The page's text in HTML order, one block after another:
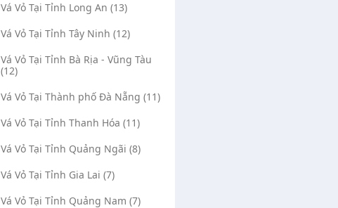
Vá Vỏ Tại Tỉnh Long An (13)
Vá Vỏ Tại Tỉnh Tây Ninh (12)
Vá Vỏ Tại Tỉnh Bà Rịa - Vũng Tàu
(12)
Vá Vỏ Tại Thành phố Đà Nẵng (11)
Vá Vỏ Tại Tỉnh Thanh Hóa (11)
Vá Vỏ Tại Tỉnh Quảng Ngãi (8)
Vá Vỏ Tại Tỉnh Gia Lai (7)
Vá Vỏ Tại Tỉnh Quảng Nam (7)